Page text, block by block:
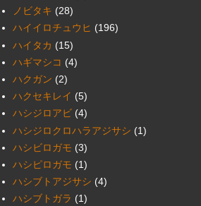
ノビタキ (28)
ハイイロチュウヒ (196)
ハイタカ (15)
ハギマシコ (4)
ハクガン (2)
ハクセキレイ (5)
ハシジロアビ (4)
ハシジロクロハラアジサシ (1)
ハシビロガモ (3)
ハシピロガモ (1)
ハシブトアジサシ (4)
ハシブトガラ (1)